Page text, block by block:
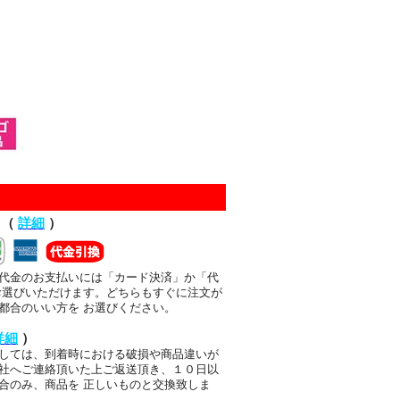
詳細 ）
金のお支払いには「カード決済」か「代
びいただけます。どちらもすぐに注文が
合のいい方を お選びください。
細 ）
ては、到着時における破損や商品違いが
へご連絡頂いた上ご返送頂き、１０日以
のみ、商品を 正しいものと交換致しま